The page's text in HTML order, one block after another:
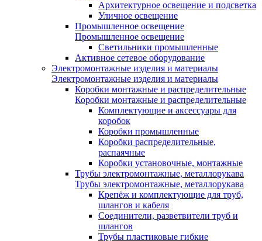
Архитектурное освещение и подсветка
Уличное освещение
Промышленное освещение
Промышленное освещение
Светильники промышленные
Активное сетевое оборудование
Электромонтажные изделия и материалы
Электромонтажные изделия и материалы
Коробки монтажные и распределительные
Коробки монтажные и распределительные
Комплектующие и аксессуары для
коробок
Коробки промышленные
Коробки распределительные,
распаячные
Коробки установочные, монтажные
Трубы электромонтажные, металлорукава
Трубы электромонтажные, металлорукава
Крепёж и комплектующие для труб,
шлангов и кабеля
Соединители, разветвители труб и
шлангов
Трубы пластиковые гибкие